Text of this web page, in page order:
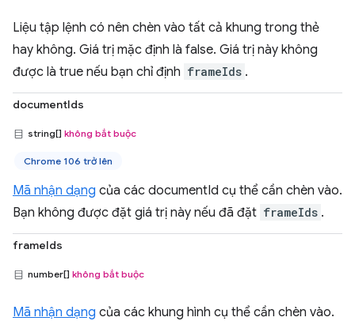
Liệu tập lệnh có nên chèn vào tất cả khung trong thẻ
hay không. Giá trị mặc định là false. Giá trị này không
được là true nếu bạn chỉ định frameIds .
documentIds
string[] không bắt buộc
Chrome 106 trở lên
Mã nhận dạng của các documentId cụ thể cần chèn vào.
Bạn không được đặt giá trị này nếu đã đặt frameIds .
frameIds
number[] không bắt buộc
Mã nhận dạng của các khung hình cụ thể cần chèn vào.